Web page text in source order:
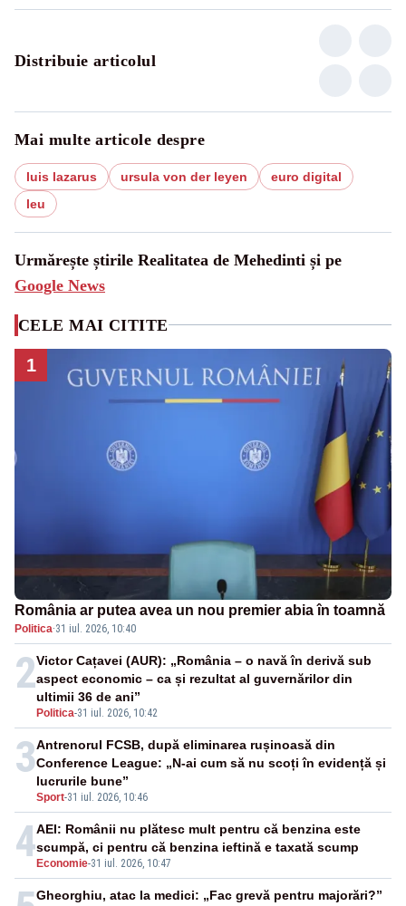
Distribuie articolul
Mai multe articole despre
luis lazarus ursula von der leyen
euro digital
leu
Urmărește știrile Realitatea de Mehedinti și pe
Google News
CELE MAI CITITE
1
România ar putea avea un nou premier abia în toamnă
Politica·31 iul. 2026, 10:40
2
Politica-31 iul. 2026, 10:42
Victor Cațavei (AUR): „România – o navă în derivă sub
aspect economic – ca și rezultat al guvernărilor din
ultimii 36 de ani”
3
Sport-31 iul. 2026, 10:46
Antrenorul FCSB, după eliminarea rușinoasă din
Conference League: „N-ai cum să nu scoți în evidență și
lucrurile bune”
4 Economie-31 iul. 2026, 10:47
AEI: Românii nu plătesc mult pentru că benzina este
scumpă, ci pentru că benzina ieftină e taxată scump
Gheorghiu, atac la medici: „Fac grevă pentru majorări?”